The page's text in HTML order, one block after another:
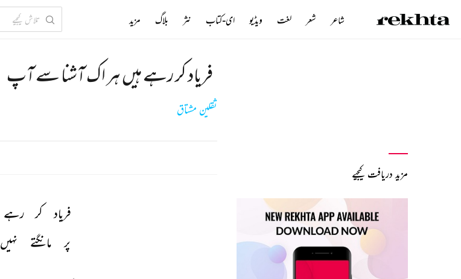
فریاد کر رہے ہیں ہر اک آشنا سے آپ
ثقلین مشتاق
فریاد کر رہے
پر
مانگتے نہیں
مزید دریافت کیجیے
شاعر شعر لغت ویڈیو ای-کتاب نثر بلاگ مزید